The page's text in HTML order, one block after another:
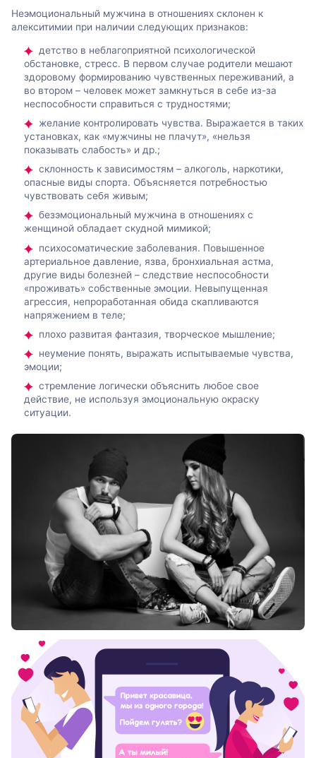
Неэмоциональный мужчина в отношениях склонен к
алекситимии при наличии следующих признаков:
детство в неблагоприятной психологической
обстановке, стресс. В первом случае родители мешают
здоровому формированию чувственных переживаний, а
во втором – человек может замкнуться в себе из-за
неспособности справиться с трудностями;
желание контролировать чувства. Выражается в таких
установках, как «мужчины не плачут», «нельзя
показывать слабость» и др.;
склонность к зависимостям – алкоголь, наркотики,
опасные виды спорта. Объясняется потребностью
чувствовать себя живым;
безэмоциональный мужчина в отношениях с
женщиной обладает скудной мимикой;
психосоматические заболевания. Повышенное
артериальное давление, язва, бронхиальная астма,
другие виды болезней – следствие неспособности
«проживать» собственные эмоции. Невыпущенная
агрессия, непроработанная обида скапливаются
напряжением в теле;
плохо развитая фантазия, творческое мышление;
неумение понять, выражать испытываемые чувства,
эмоции;
стремление логически объяснить любое свое
действие, не используя эмоциональную окраску
ситуации.